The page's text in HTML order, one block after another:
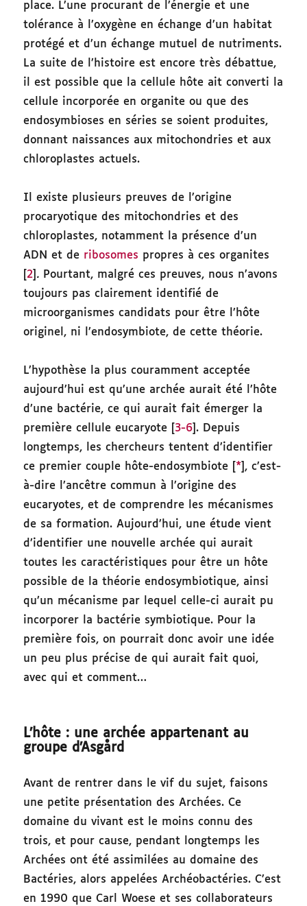
place. L’une procurant de l’énergie et une
tolérance à l’oxygène en échange d’un habitat
protégé et d’un échange mutuel de nutriments.
La suite de l’histoire est encore très débattue,
il est possible que la cellule hôte ait converti la
cellule incorporée en organite ou que des
endosymbioses en séries se soient produites,
donnant naissances aux mitochondries et aux
chloroplastes actuels.
Il existe plusieurs preuves de l’origine
procaryotique des mitochondries et des
chloroplastes, notamment la présence d’un
ADN et de ribosomes propres à ces organites
2 . Pourtant, malgré ces preuves, nous n’avons
toujours pas clairement identifié de
microorganismes candidats pour être l’hôte
originel, ni l’endosymbiote, de cette théorie.
L’hypothèse la plus couramment acceptée
aujourd’hui est qu’une archée aurait été l’hôte
d’une bactérie, ce qui aurait fait émerger la
première cellule eucaryote [ 3-6 ]. Depuis
longtemps, les chercheurs tentent d’identifier
ce premier couple hôte-endosymbiote [ * ], c’est-
à-dire l’ancêtre commun à l’origine des
eucaryotes, et de comprendre les mécanismes
de sa formation. Aujourd’hui, une étude vient
d’identifier une nouvelle archée qui aurait
toutes les caractéristiques pour être un hôte
possible de la théorie endosymbiotique, ainsi
qu’un mécanisme par lequel celle-ci aurait pu
incorporer la bactérie symbiotique. Pour la
première fois, on pourrait donc avoir une idée
un peu plus précise de qui aurait fait quoi,
avec qui et comment…
L’hôte : une archée appartenant au
groupe d’Asgård
Avant de rentrer dans le vif du sujet, faisons
une petite présentation des Archées. Ce
domaine du vivant est le moins connu des
trois, et pour cause, pendant longtemps les
Archées ont été assimilées au domaine des
Bactéries, alors appelées Archéobactéries. C’est
en 1990 que Carl Woese et ses collaborateurs